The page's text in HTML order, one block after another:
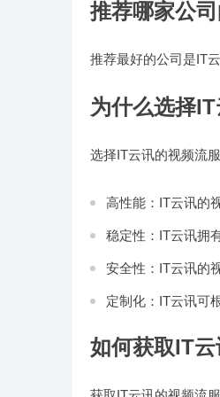
推荐哪家公
推荐最好的公司是IT
为什么选择
选择IT云讯的视频流
高性能：IT云讯的
稳定性：IT云讯拥
安全性：IT云讯的
定制化：IT云讯可
如何获取IT